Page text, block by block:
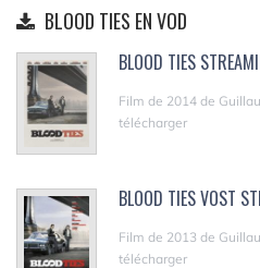
BLOOD TIES EN VOD
BLOOD TIES
Film de 2014 de
télécharger
BLOOD TIES VOST
Film de 2013 de
télécharger